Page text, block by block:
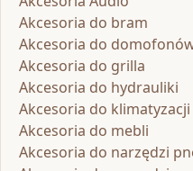
Akcesoria do bram
Akcesoria do
Akcesoria do grilla
Akcesoria do hydrauliki
Akcesoria do
Akcesoria do mebli
Akcesoria do narzędzi